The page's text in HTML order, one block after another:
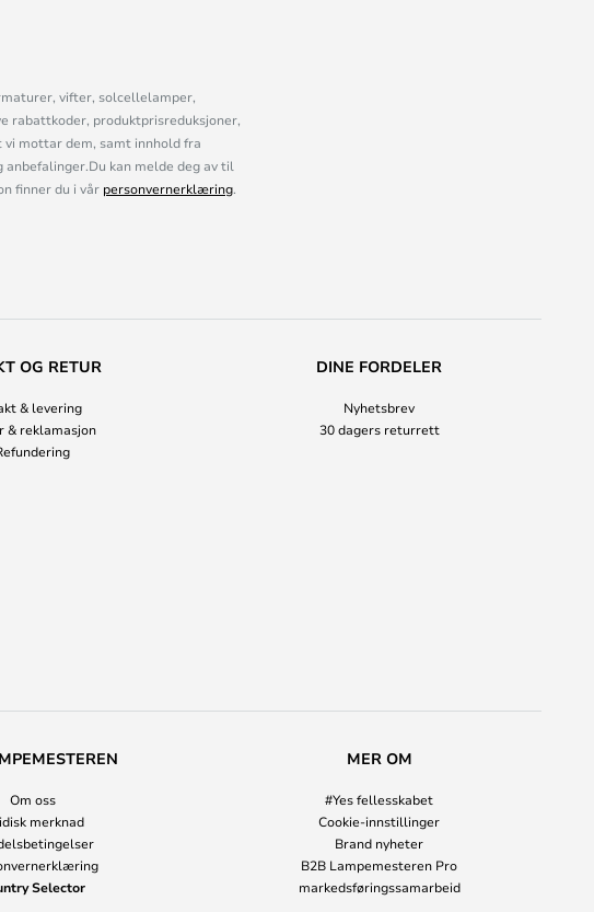
vifter, solcellelamper,
rabattkoder, produktprisreduksjoner,
mottar dem, samt innhold fra
kan melde deg av til
finner du i vår personvernerklæring.
OG RETUR
& levering
& reklamasjon
DINE FORDELER
Nyhetsbrev
30 dagers returrett
Om oss
merknad
Selector
MER OM
#Yes fellesskabet
Cookie-innstillinger
Brand nyheter
B2B Lampemesteren Pro
markedsføringssamarbeid